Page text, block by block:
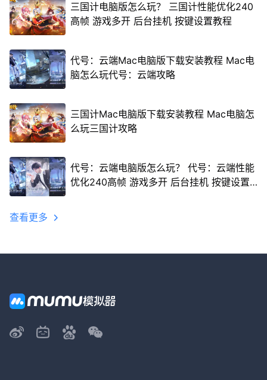
三国计电脑版怎么玩？ 三国计性能优化240
高帧 游戏多开 后台挂机 按键设置教程
代号：云端Mac电脑版下载安装教程 Mac电
脑怎么玩代号：云端攻略
三国计Mac电脑版下载安装教程 Mac电脑怎
么玩三国计攻略
代号：云端电脑版怎么玩？ 代号：云端性能
优化240高帧 游戏多开 后台挂机 按键设置
查看更多